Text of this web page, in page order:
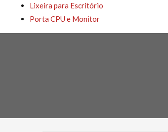
Lixeira para Escritório
Porta CPU e Monitor